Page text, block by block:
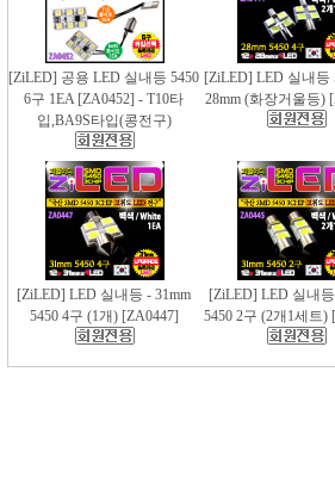
[ZiLED] 공용 LED 실내등 5450
6구 1EA [ZA0452] - T10타
입,BA9S타입(콩전구)
[ZiLED] LED 실내등
28mm (화장거울등)
[ZiLED] LED 실내등 - 31mm
5450 4구 (1개) [ZA0447]
[ZiLED] LED 실내
5450 2구 (2개1세트)